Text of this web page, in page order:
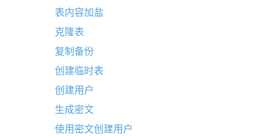
表内容加盐
克隆表
复制备份
创建临时表
创建用户
生成密文
使用密文创建用户